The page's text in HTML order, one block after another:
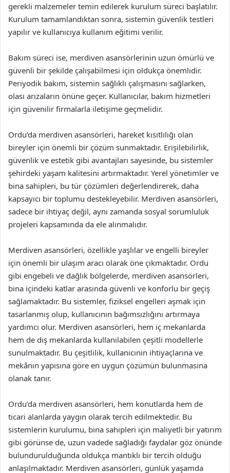
gerekli malzemeler temin edilerek kurulum süreci başlatılır.
Kurulum tamamlandıktan sonra, sistemin güvenlik testleri
yapılır ve kullanıcıya kullanım eğitimi verilir.
Bakım süreci ise, merdiven asansörlerinin uzun ömürlü ve
güvenli bir şekilde çalışabilmesi için oldukça önemlidir.
Periyodik bakım, sistemin sağlıklı çalışmasını sağlarken,
olası arızaların önüne geçer. Kullanıcılar, bakım hizmetleri
için güvenilir firmalarla iletişime geçmelidir.
Ordu’da merdiven asansörleri, hareket kısıtlılığı olan
bireyler için önemli bir çözüm sunmaktadır. Erişilebilirlik,
güvenlik ve estetik gibi avantajları sayesinde, bu sistemler
şehirdeki yaşam kalitesini artırmaktadır. Yerel yönetimler ve
bina sahipleri, bu tür çözümleri değerlendirerek, daha
kapsayıcı bir toplumu destekleyebilir. Merdiven asansörleri,
sadece bir ihtiyaç değil, aynı zamanda sosyal sorumluluk
projeleri kapsamında da ele alınmalıdır.
Merdiven asansörleri, özellikle yaşlılar ve engelli bireyler
için önemli bir ulaşım aracı olarak öne çıkmaktadır. Ordu
gibi engebeli ve dağlık bölgelerde, merdiven asansörleri,
bina içindeki katlar arasında güvenli ve konforlu bir geçiş
sağlamaktadır. Bu sistemler, fiziksel engelleri aşmak için
tasarlanmış olup, kullanıcının bağımsızlığını artırmaya
yardımcı olur. Merdiven asansörleri, hem iç mekanlarda
hem de dış mekanlarda kullanılabilen çeşitli modellerle
sunulmaktadır. Bu çeşitlilik, kullanıcının ihtiyaçlarına ve
mekânın yapısına göre en uygun çözümün bulunmasına
olanak tanır.
Ordu’da merdiven asansörleri, hem konutlarda hem de
ticari alanlarda yaygın olarak tercih edilmektedir. Bu
sistemlerin kurulumu, bina sahipleri için maliyetli bir yatırım
gibi görünse de, uzun vadede sağladığı faydalar göz önünde
bulundurulduğunda oldukça mantıklı bir tercih olduğu
anlaşılmaktadır. Merdiven asansörleri, günlük yaşamda